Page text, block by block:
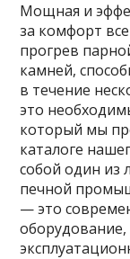
Мощная и
за комфорт
прогрев
камней,
в течение
это
который мы
каталоге
собой один из
печной
— это